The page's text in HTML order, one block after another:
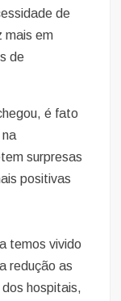
de
mais em
de
é fato
surpresas
positivas
temos vivido
redução as
hospitais,